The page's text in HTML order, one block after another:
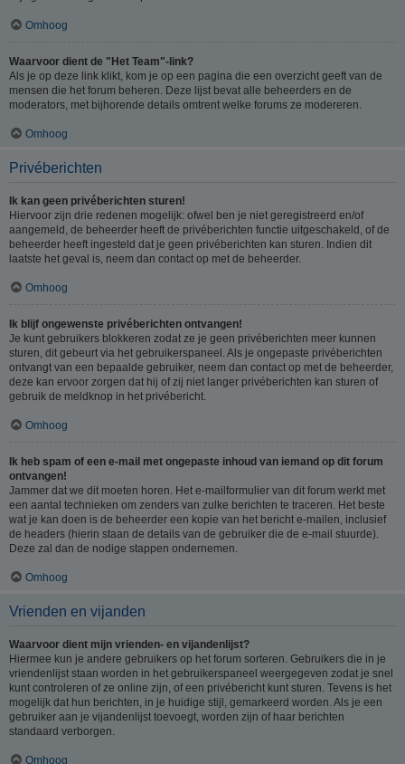
Omhoog
Waarvoor dient de "Het Team"-link?
Als je op deze link klikt, kom je op een pagina die een overzicht geeft van de
mensen die het forum beheren. Deze lijst bevat alle beheerders en de
moderators, met bijhorende details omtrent welke forums ze modereren.
Omhoog
Privéberichten
Ik kan geen privéberichten sturen!
Hiervoor zijn drie redenen mogelijk: ofwel ben je niet geregistreerd en/of
aangemeld, de beheerder heeft de privéberichten functie uitgeschakeld, of de
beheerder heeft ingesteld dat je geen privéberichten kan sturen. Indien dit
laatste het geval is, neem dan contact op met de beheerder.
Omhoog
Ik blijf ongewenste privéberichten ontvangen!
Je kunt gebruikers blokkeren zodat ze je geen privéberichten meer kunnen
sturen, dit gebeurt via het gebruikerspaneel. Als je ongepaste privéberichten
ontvangt van een bepaalde gebruiker, neem dan contact op met de beheerder,
deze kan ervoor zorgen dat hij of zij niet langer privéberichten kan sturen of
gebruik de meldknop in het privébericht.
Omhoog
Ik heb spam of een e-mail met ongepaste inhoud van iemand op dit forum
ontvangen!
Jammer dat we dit moeten horen. Het e-mailformulier van dit forum werkt met
een aantal technieken om zenders van zulke berichten te traceren. Het beste
wat je kan doen is de beheerder een kopie van het bericht e-mailen, inclusief
de headers (hierin staan de details van de gebruiker die de e-mail stuurde).
Deze zal dan de nodige stappen ondernemen.
Omhoog
Vrienden en vijanden
Waarvoor dient mijn vrienden- en vijandenlijst?
Hiermee kun je andere gebruikers op het forum sorteren. Gebruikers die in je
vriendenlijst staan worden in het gebruikerspaneel weergegeven zodat je snel
kunt controleren of ze online zijn, of een privébericht kunt sturen. Tevens is het
mogelijk dat hun berichten, in je huidige stijl, gemarkeerd worden. Als je een
gebruiker aan je vijandenlijst toevoegt, worden zijn of haar berichten
standaard verborgen.
Omhoog